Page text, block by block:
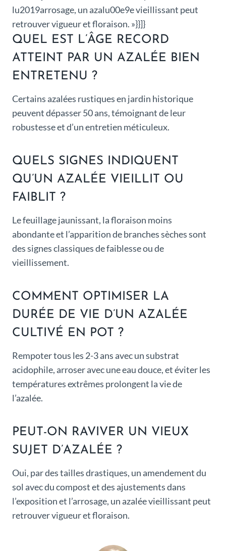
lu2019arrosage, un azalu00e9e vieillissant peut
retrouver vigueur et floraison. »}}]}
QUEL EST L’ÂGE RECORD
ATTEINT PAR UN AZALÉE BIEN
ENTRETENU ?
Certains azalées rustiques en jardin historique
peuvent dépasser 50 ans, témoignant de leur
robustesse et d’un entretien méticuleux.
QUELS SIGNES INDIQUENT
QU’UN AZALÉE VIEILLIT OU
FAIBLIT ?
Le feuillage jaunissant, la floraison moins
abondante et l’apparition de branches sèches sont
des signes classiques de faiblesse ou de
vieillissement.
COMMENT OPTIMISER LA
DURÉE DE VIE D’UN AZALÉE
CULTIVÉ EN POT ?
Rempoter tous les 2-3 ans avec un substrat
acidophile, arroser avec une eau douce, et éviter les
températures extrêmes prolongent la vie de
l’azalée.
PEUT-ON RAVIVER UN VIEUX
SUJET D’AZALÉE ?
Oui, par des tailles drastiques, un amendement du
sol avec du compost et des ajustements dans
l’exposition et l’arrosage, un azalée vieillissant peut
retrouver vigueur et floraison.